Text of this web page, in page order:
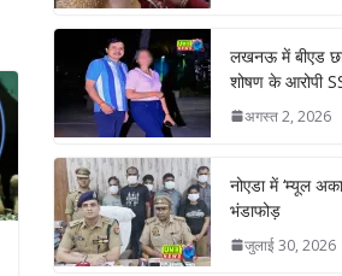
लखनऊ में बीएड
शोषण के आरोपी
अगस्त 2, 2026
नोएडा में ‘म्यूल
भंडाफोड़
जुलाई 30, 2026